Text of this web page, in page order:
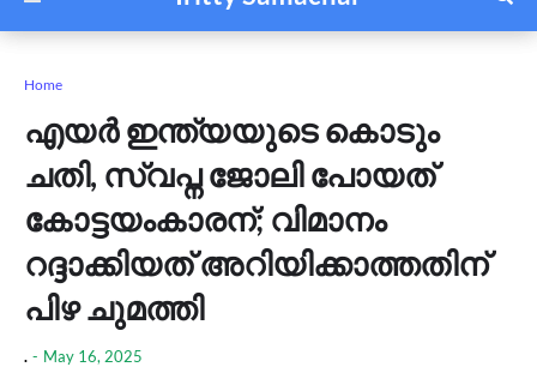
Home
എയർ ഇന്ത്യയുടെ കൊടും
ചതി, സ്വപ്ന ജോലി പോയത്
കോട്ടയംകാരന്; വിമാനം
റദ്ദാക്കിയത് അറിയിക്കാത്തതിന്
പിഴ ചുമത്തി
. - May 16, 2025